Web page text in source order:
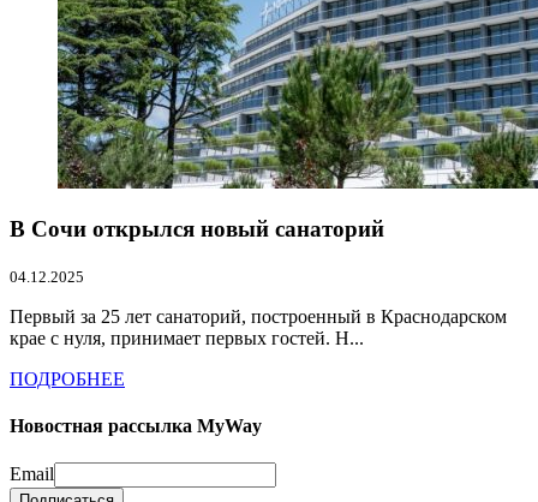
В Сочи открылся новый санаторий
04.12.2025
Первый за 25 лет санаторий, построенный в Краснодарском
крае с нуля, принимает первых гостей. Н...
ПОДРОБНЕЕ
Новостная рассылка MyWay
Email